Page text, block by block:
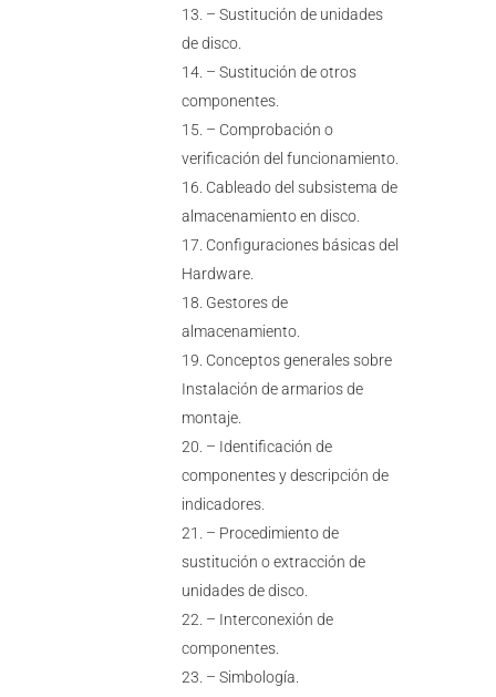
– Sustitución de unidades
de disco.
– Sustitución de otros
componentes.
– Comprobación o
verificación del funcionamiento.
Cableado del subsistema de
almacenamiento en disco.
Configuraciones básicas del
Hardware.
Gestores de
almacenamiento.
Conceptos generales sobre
Instalación de armarios de
montaje.
– Identificación de
componentes y descripción de
indicadores.
– Procedimiento de
sustitución o extracción de
unidades de disco.
– Interconexión de
componentes.
– Simbología.